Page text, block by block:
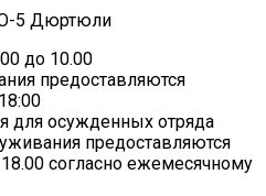
5 Дюртюли
до 10.00
предоставляются
для осужденных отряда
предоставляются
согласно ежемесячному